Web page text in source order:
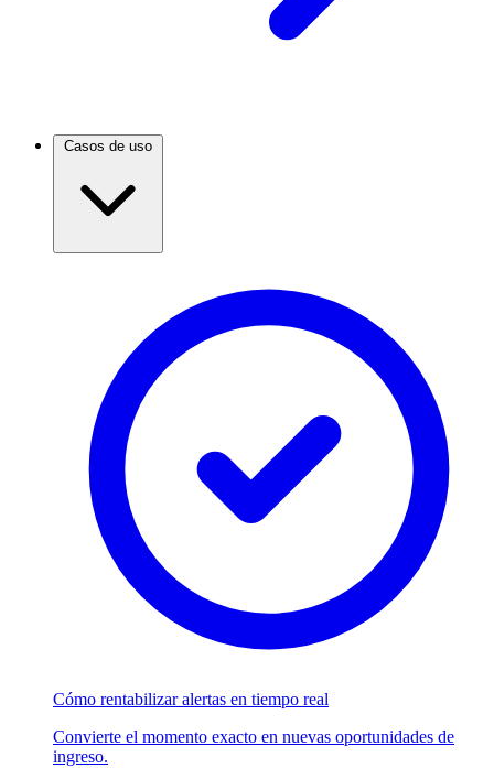
Casos de uso
Cómo rentabilizar alertas en tiempo real
Convierte el momento exacto en nuevas oportunidades de
ingreso.